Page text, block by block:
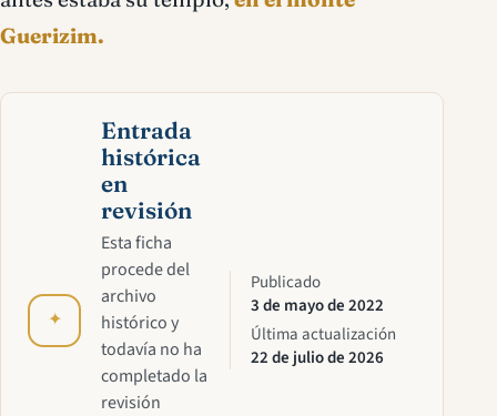
Guerizim.
✦
Entrada
histórica
en
revisión
Esta ficha
procede del
archivo
histórico y
todavía no ha
completado la
revisión
Publicado
3 de mayo de 2022
Última actualización
22 de julio de 2026